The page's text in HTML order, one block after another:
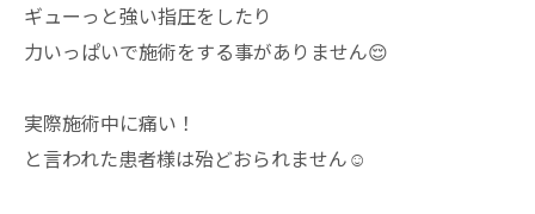
ギューっと強い指圧をしたり
力いっぱいで施術をする事がありません😌
実際施術中に痛い！
と言われた患者様は殆どおられません☺️